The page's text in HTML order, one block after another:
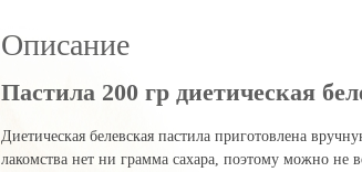
Описание
Пастила 200 гр диетическая
Диетическая белевская пастила приготовлена
лакомства нет ни грамма сахара, поэтому можно не